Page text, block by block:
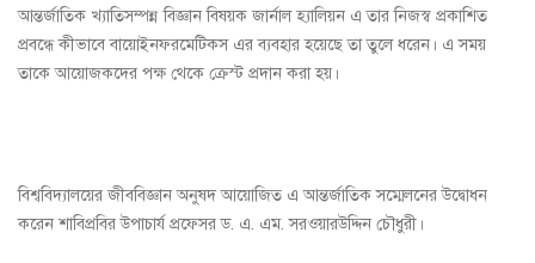
আন্তর্জাতিক খ্যাতিসম্পন্ন বিজ্ঞান বিষয়ক জার্নাল হ্যালিয়ন এ তার নিজস্ব প্রকাশিত
প্রবন্ধে কীভাবে বায়োইনফরমেটিকস এর ব্যবহার হয়েছে তা তুলে ধরেন। এ সময়
তাকে আয়োজকদের পক্ষ থেকে ক্রেস্ট প্রদান করা হয়।
বিশ্ববিদ্যালয়ের জীববিজ্ঞান অনুষদ আয়োজিত এ আন্তর্জাতিক সম্মেলনের উদ্বোধন
করেন শাবিপ্রবির উপাচার্য প্রফেসর ড. এ. এম. সরওয়ারউদ্দিন চৌধুরী।